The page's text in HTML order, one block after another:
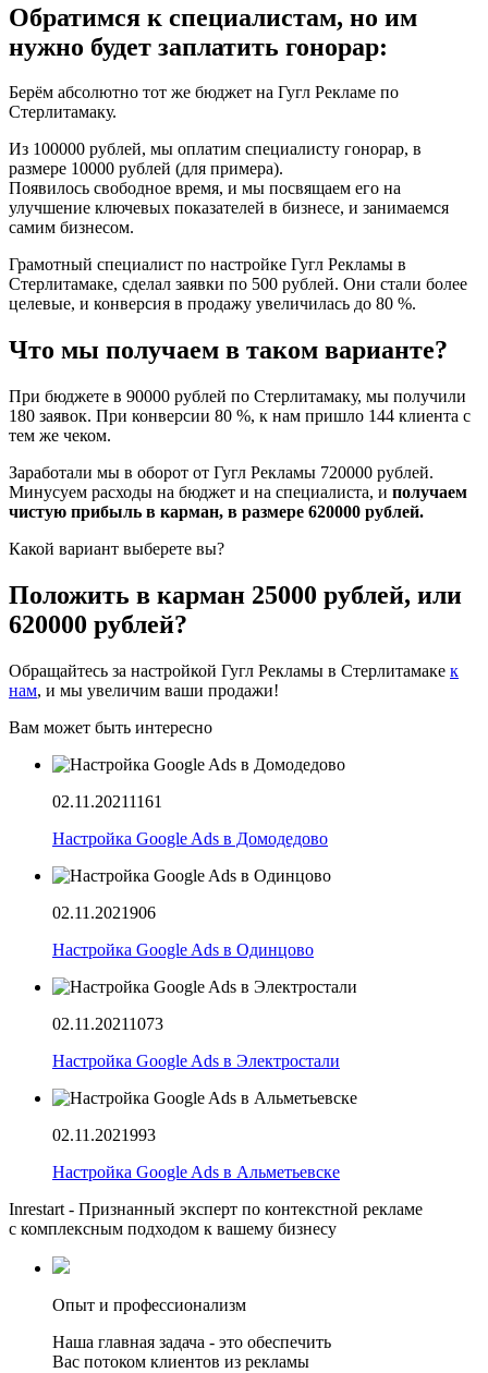
Обратимся к специалистам, но им
нужно будет заплатить гонорар:
Берём абсолютно тот же бюджет на Гугл Рекламе по
Стерлитамаку.
Из 100000 рублей, мы оплатим специалисту гонорар, в
размере 10000 рублей (для примера).
Появилось свободное время, и мы посвящаем его на
улучшение ключевых показателей в бизнесе, и занимаемся
самим бизнесом.
Грамотный специалист по настройке Гугл Рекламы в
Стерлитамаке, сделал заявки по 500 рублей. Они стали более
целевые, и конверсия в продажу увеличилась до 80 %.
Что мы получаем в таком варианте?
При бюджете в 90000 рублей по Стерлитамаку, мы получили
180 заявок. При конверсии 80 %, к нам пришло 144 клиента с
тем же чеком.
Заработали мы в оборот от Гугл Рекламы 720000 рублей.
Минусуем расходы на бюджет и на специалиста, и получаем
чистую прибыль в карман, в размере 620000 рублей.
Какой вариант выберете вы?
Положить в карман 25000 рублей, или
620000 рублей?
Обращайтесь за настройкой Гугл Рекламы в Стерлитамаке к
нам, и мы увеличим ваши продажи!
Вам может быть интересно
02.11.20211161
Настройка Google Ads в Домодедово
02.11.2021906
Настройка Google Ads в Одинцово
02.11.20211073
Настройка Google Ads в Электростали
02.11.2021993
Настройка Google Ads в Альметьевске
Inrestart - Признанный эксперт по контекстной рекламе
с комплексным подходом к вашему бизнесу
Опыт и профессионализм
Наша главная задача - это обеспечить
Вас потоком клиентов из рекламы